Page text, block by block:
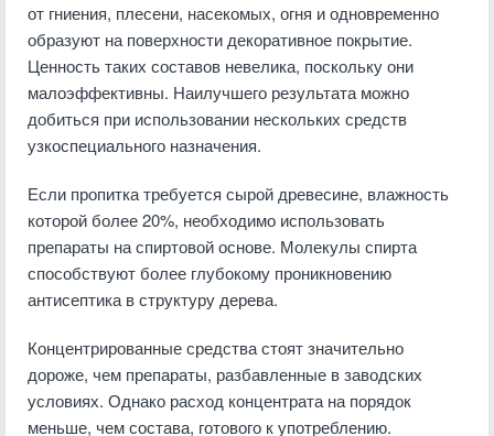
от гниения, плесени, насекомых, огня и одновременно
образуют на поверхности декоративное покрытие.
Ценность таких составов невелика, поскольку они
малоэффективны. Наилучшего результата можно
добиться при использовании нескольких средств
узкоспециального назначения.
Если пропитка требуется сырой древесине, влажность
которой более 20%, необходимо использовать
препараты на спиртовой основе. Молекулы спирта
способствуют более глубокому проникновению
антисептика в структуру дерева.
Концентрированные средства стоят значительно
дороже, чем препараты, разбавленные в заводских
условиях. Однако расход концентрата на порядок
меньше, чем состава, готового к употреблению.